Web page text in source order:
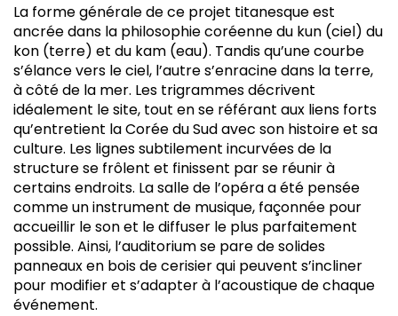
La forme générale de ce projet titanesque est
ancrée dans la philosophie coréenne du kun (ciel) du
kon (terre) et du kam (eau). Tandis qu’une courbe
s’élance vers le ciel, l’autre s’enracine dans la terre,
à côté de la mer. Les trigrammes décrivent
idéalement le site, tout en se référant aux liens forts
qu’entretient la Corée du Sud avec son histoire et sa
culture. Les lignes subtilement incurvées de la
structure se frôlent et finissent par se réunir à
certains endroits. La salle de l’opéra a été pensée
comme un instrument de musique, façonnée pour
accueillir le son et le diffuser le plus parfaitement
possible. Ainsi, l’auditorium se pare de solides
panneaux en bois de cerisier qui peuvent s’incliner
pour modifier et s’adapter à l’acoustique de chaque
événement.